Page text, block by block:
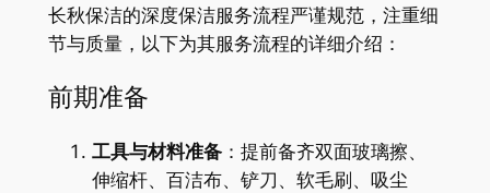
长秋保洁的深度保洁服务流程严谨规范，注重细
节与质量，以下为其服务流程的详细介绍：
前期准备
工具与材料准备：提前备齐双面玻璃擦、
伸缩杆、百洁布、铲刀、软毛刷、吸尘